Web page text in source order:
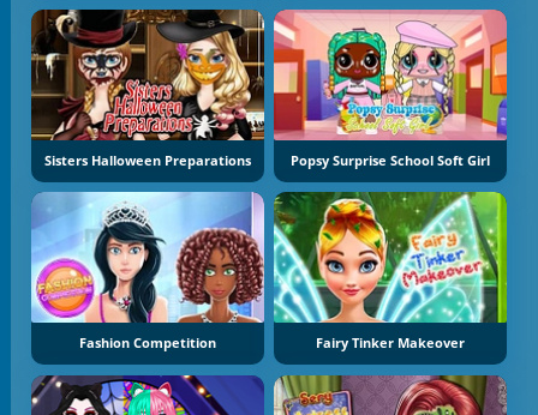
Sisters Halloween Preparations Popsy Surprise School Soft Girl
Fashion Competition Fairy Tinker Makeover